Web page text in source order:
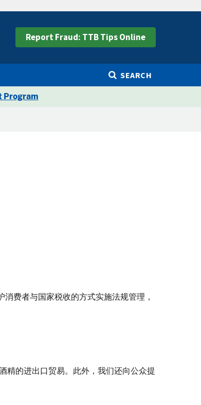
Report Fraud: TTB Tips Online
SEARCH
Program
费者与国家税收的方式实施法规管理，
精的进出口贸易。此外，我们还向公众提